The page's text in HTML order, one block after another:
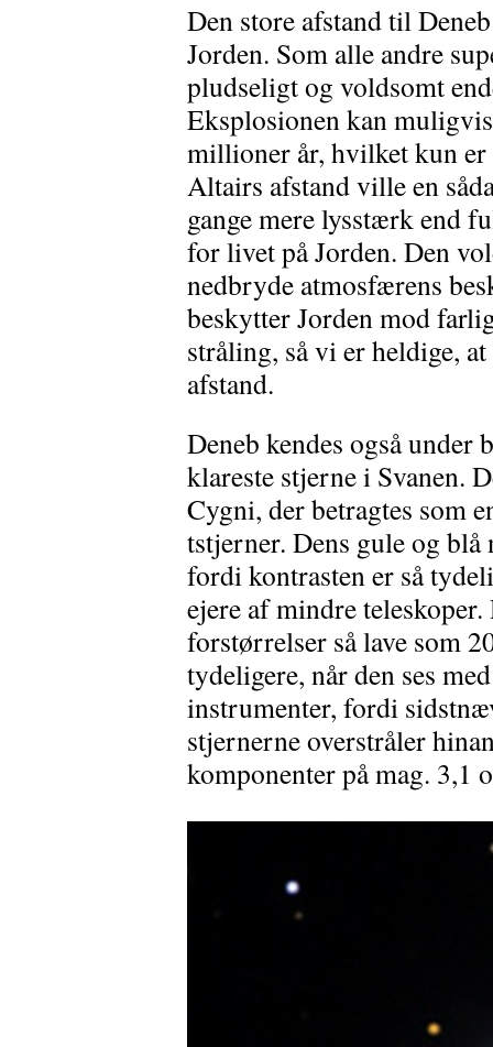
Den store afstand til
Jorden. Som alle andre
pludseligt og voldsomt
Eksplosionen kan
millioner år, hvilket kun
Altairs afstand ville en
gange mere lysstærk end
for livet på Jorden. Den
nedbryde atmosfærens
beskytter Jorden mod
stråling, så vi er heldige,
afstand.
Deneb kendes også under
klareste stjerne i Svanen.
Cygni, der betragtes som
tstjerner. Dens gule og
fordi kontrasten er så
ejere af mindre
forstørrelser så lave som
tydeligere, når den ses
instrumenter, fordi
stjernerne overstråler
komponenter på mag. 3,1